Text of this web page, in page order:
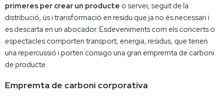
primeres per crear un producte o servei, seguit de la
distribució, ús i transformació en residu que ja no és necessari i
es descarta en un abocador. Esdeveniments com els concerts o
espectacles comporten transport, energia, residus, que tenen
una repercussió i porten consigo una gran empremta de carboni
de producte.
Empremta de carboni corporativa